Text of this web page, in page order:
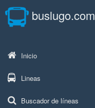
buslugo.com
Inicio
Lineas
Buscador de líneas